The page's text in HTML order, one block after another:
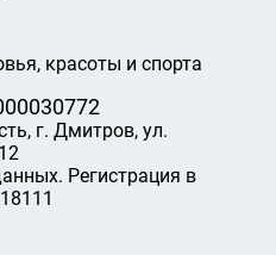
красоты и спорта
г. Дмитров, ул.
Регистрация в